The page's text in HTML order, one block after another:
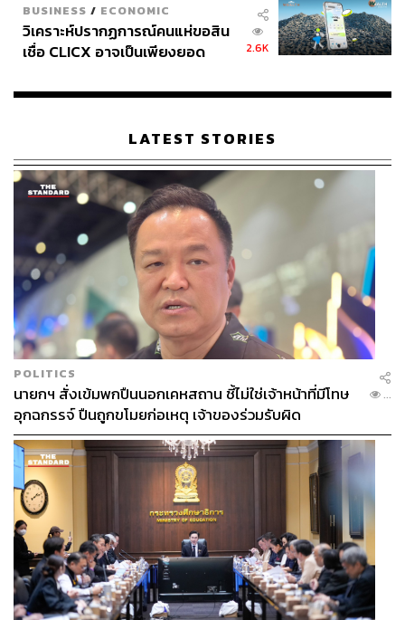
BUSINESS / ECONOMIC
วิเคราะห์ปรากฏการณ์คนแห่ขอสิน
เชื่อ CLICX อาจเป็นเพียงยอด
เรือนไทยที่ถูกซุกไว้
2.6K
LATEST STORIES
POLITICS
นายกฯ สั่งเข้มพกปืนนอกเคหสถาน ชี้ไม่ใช่เจ้าหน้าที่มีโทษ
อุกฉกรรจ์ ปืนถูกขโมยก่อเหตุ เจ้าของร่วมรับผิด
...